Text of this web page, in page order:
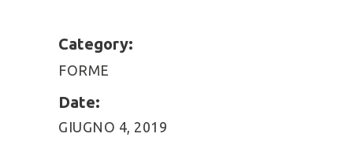
Category:
FORME
Date:
GIUGNO 4, 2019